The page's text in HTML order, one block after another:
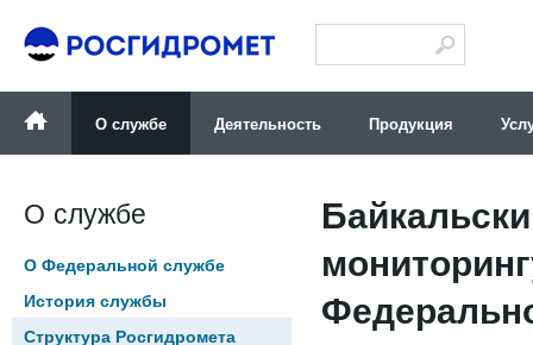
О службе Деятельность Продукция
О службе
О Федеральной службе
История службы
Структура Росгидромета